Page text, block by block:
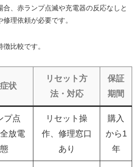
合、赤ランプ点滅や充電器の反応なしと
理依頼が必要です。
比較です。
状
リセット方
法・対応
保証
期間
プ点
放電
リセット操
作、修理窓口
あり
購入
から1
年